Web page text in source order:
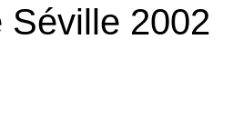
Séville 2002